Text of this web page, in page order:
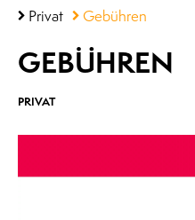
Privat Gebühren
GEBÜHREN
PRIVAT